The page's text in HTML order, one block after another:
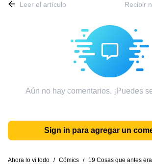
Leer el artículo Recibir
Aún no hay comentarios. ¡Puedes
Sign in para agregar un
Ahora lo vi todo / Cómics /
19 Cosas que antes